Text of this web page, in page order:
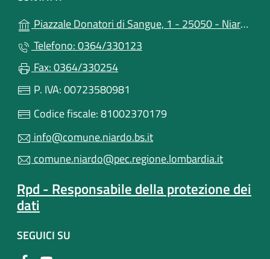
Piazzale Donatori di Sangue, 1 - 25050 - Niardo (BS)
Telefono: 0364/330123
Fax: 0364/330254
P. IVA: 00723580981
Codice fiscale: 81002370179
info@comune.niardo.bs.it
comune.niardo@pec.regione.lombardia.it
Rpd - Responsabile della protezione dei
dati
SEGUICI SU